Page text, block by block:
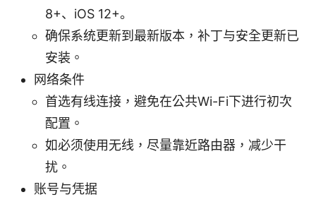
8+、iOS 12+。
确保系统更新到最新版本，补丁与安全更新已
安装。
网络条件
首选有线连接，避免在公共Wi-Fi下进行初次
配置。
如必须使用无线，尽量靠近路由器，减少干
扰。
账号与凭据